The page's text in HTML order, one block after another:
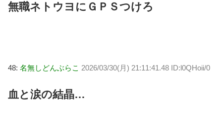
無職ネトウヨにＧＰＳつけろ
48: 名無しどんぶらこ 2026/03/30(月) 21:11:41.48 ID:l0QHoii/0
血と涙の結晶…